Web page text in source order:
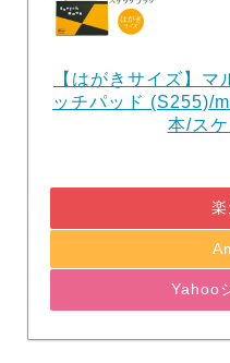
【はがきサイズ】
ッチパッド (S255)/
本/ス
Yahoo